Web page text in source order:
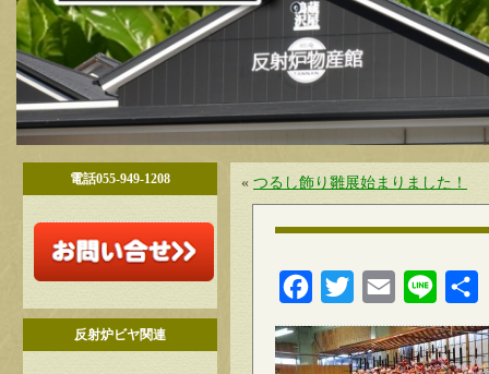
電話055-949-1208
反射炉ビヤ関連
« つるし飾り雛展始まりました！
FacebookTwitter Email Line